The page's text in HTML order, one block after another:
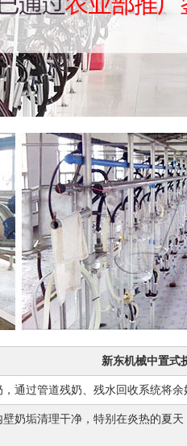
新东机械中置式
通过管道残奶、残水回收系统将
奶垢清理干净，特别在炎热的夏